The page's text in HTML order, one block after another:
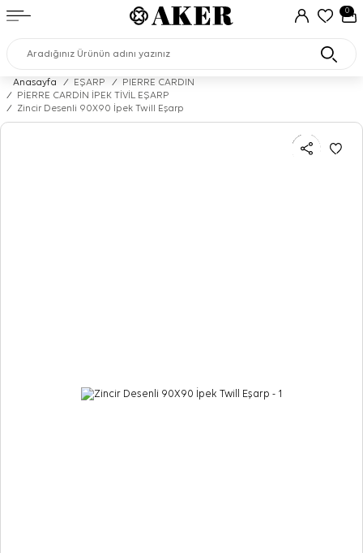
0
Anasayfa / EŞARP /
PIERRE CARDIN
/
PİERRE CARDİN İPEK TİVİL EŞARP
/
Zincir Desenli 90X90 İpek Twill Eşarp